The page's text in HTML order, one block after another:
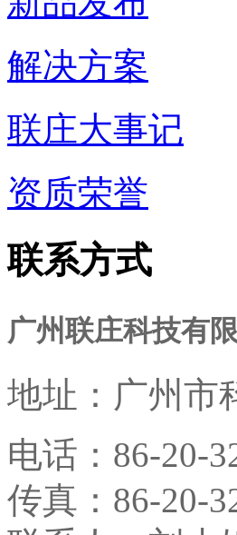
解决方案
联庄大事记
资质荣誉
联系方式
广州联庄科技有
地址： 广州市
电话： 86-20-
传真： 86-20-